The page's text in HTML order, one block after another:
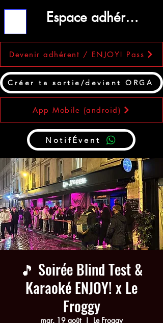
Devenir adhérent / ENJOY! Pass
Créer ta sortie/devient ORGA
Espace adhérent
NotifÉvent
App Mobile (android)
🎵 Soirée Blind Test &
Karaoké ENJOY! x Le
Froggy
mar. 19 août
  |
Le Froggy